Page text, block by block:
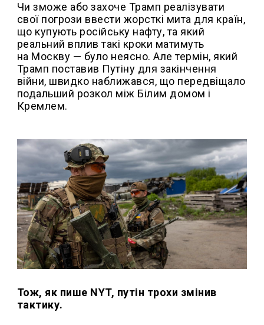
Чи зможе або захоче Трамп реалізувати
свої погрози ввести жорсткі мита для країн,
що купують російську нафту, та який
реальний вплив такі кроки матимуть
на Москву — було неясно. Але термін, який
Трамп поставив Путіну для закінчення
війни, швидко наближався, що передвіщало
подальший розкол між Білим домом і
Кремлем.
Тож, як пише NYT, путін трохи змінив
тактику.